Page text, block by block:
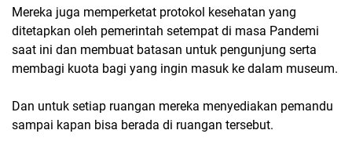
Mereka juga memperketat protokol kesehatan yang
ditetapkan oleh pemerintah setempat di masa Pandemi
saat ini dan membuat batasan untuk pengunjung serta
membagi kuota bagi yang ingin masuk ke dalam museum.
Dan untuk setiap ruangan mereka menyediakan pemandu
sampai kapan bisa berada di ruangan tersebut.